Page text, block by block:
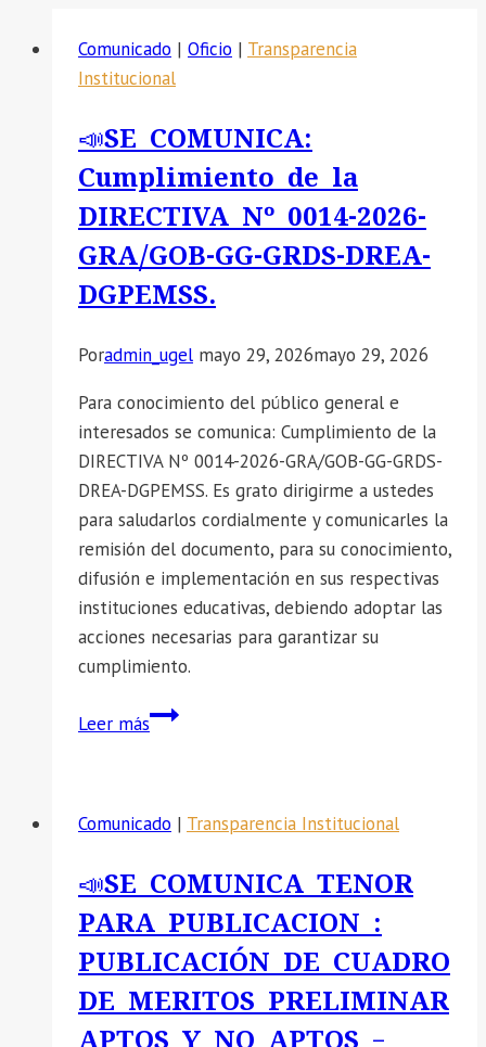
Comunicado | Oficio | Transparencia
Institucional
📣SE COMUNICA:
Cumplimiento de la
DIRECTIVA Nº 0014-2026-
GRA/GOB-GG-GRDS-DREA-
DGPEMSS.
Poradmin_ugel mayo 29, 2026mayo 29, 2026
Para conocimiento del público general e
interesados se comunica: Cumplimiento de la
DIRECTIVA Nº 0014-2026-GRA/GOB-GG-GRDS-
DREA-DGPEMSS. Es grato dirigirme a ustedes
para saludarlos cordialmente y comunicarles la
remisión del documento, para su conocimiento,
difusión e implementación en sus respectivas
instituciones educativas, debiendo adoptar las
acciones necesarias para garantizar su
cumplimiento.
Leer más📣
de
DIRECTIVA
Nº
0014-
2026-
GRA/GOB-
GG-
Comunicado | Transparencia Institucional
📣SE COMUNICA TENOR
PARA PUBLICACION :
PUBLICACIÓN DE CUADRO
DE MERITOS PRELIMINAR
APTOS Y NO APTOS –